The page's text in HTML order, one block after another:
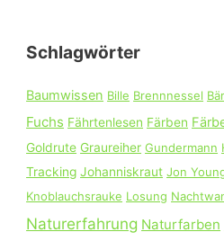
n
a
c
h
:
Schlagwörter
Baumwissen Bille Brennnessel
Fuchs Fährtenlesen Färben
Goldrute Graureiher Gundermann
Tracking Johanniskraut Jon
Knoblauchsrauke Losung
Naturerfahrung Naturfarben